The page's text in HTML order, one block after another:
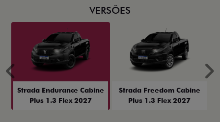
VERSÕES
Strada Endurance Cabine
Plus 1.3 Flex 2027
Strada Freedom Cabine
Plus 1.3 Flex 2027
Anterior